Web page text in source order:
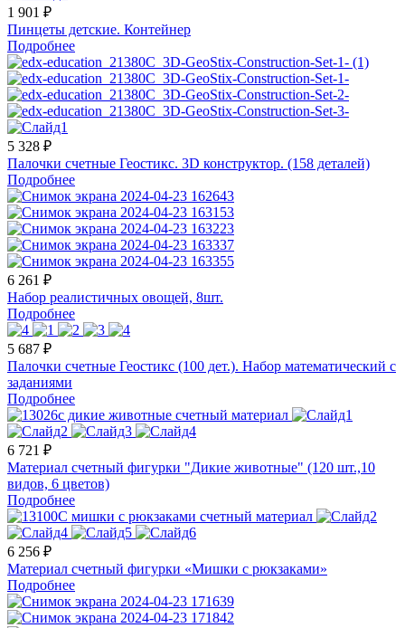
1 901 ₽
Пинцеты детские. Контейнер
Подробнее
5 328 ₽
Палочки счетные Геостикс. 3D конструктор. (158 деталей)
Подробнее
6 261 ₽
Набор реалистичных овощей, 8шт.
Подробнее
5 687 ₽
Палочки счетные Геостикс (100 дет.). Набор математический с
заданиями
Подробнее
6 721 ₽
Материал счетный фигурки "Дикие животные" (120 шт.,10
видов, 6 цветов)
Подробнее
6 256 ₽
Материал счетный фигурки «Мишки с рюкзаками»
Подробнее